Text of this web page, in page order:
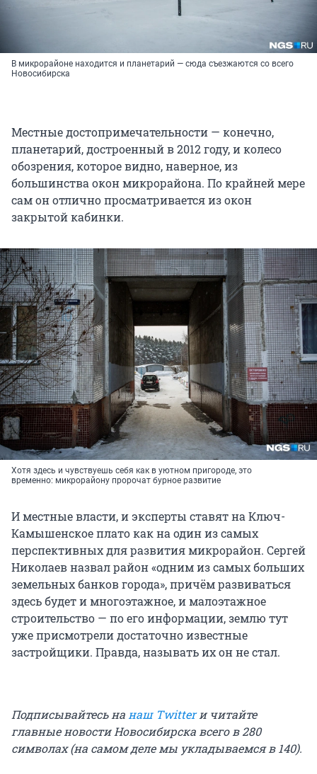
В микрорайоне находится и планетарий — сюда съезжаются со всего
Новосибирска
Местные достопримечательности — конечно,
планетарий, достроенный в 2012 году, и колесо
обозрения, которое видно, наверное, из
большинства окон микрорайона. По крайней мере
сам он отлично просматривается из окон
закрытой кабинки.
Хотя здесь и чувствуешь себя как в уютном пригороде, это
временно: микрорайону пророчат бурное развитие
И местные власти, и эксперты ставят на Ключ-
Камышенское плато как на один из самых
перспективных для развития микрорайон. Сергей
Николаев назвал район «одним из самых больших
земельных банков города», причём развиваться
здесь будет и многоэтажное, и малоэтажное
строительство — по его информации, землю тут
уже присмотрели достаточно известные
застройщики. Правда, называть их он не стал.
Подписывайтесь нанаш Twitterи читайте
главные новости Новосибирска всего в 280
символах (на самом деле мы укладываемся в 140).